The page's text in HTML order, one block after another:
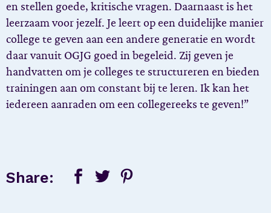
en stellen goede, kritische vragen. Daarnaast is het
leerzaam voor jezelf. Je leert op een duidelijke manier
college te geven aan een andere generatie en wordt
daar vanuit OGJG goed in begeleid. Zij geven je
handvatten om je colleges te structureren en bieden
trainingen aan om constant bij te leren. Ik kan het
iedereen aanraden om een collegereeks te geven!”
Share: